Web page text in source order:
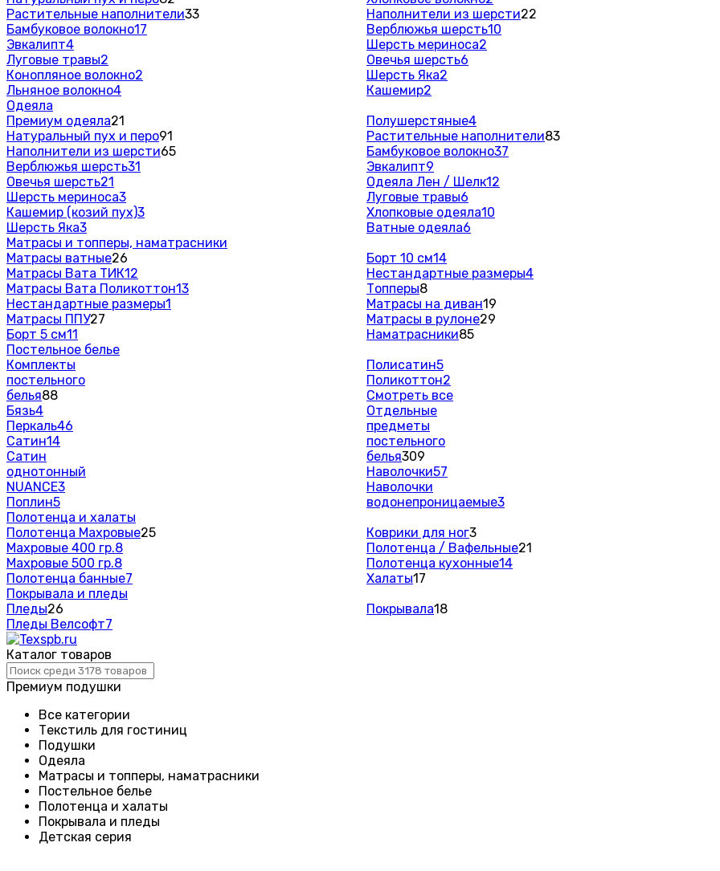
Растительные наполнители33
Бамбуковое волокно17
Эвкалипт4
Луговые травы2
Конопляное волокно2
Льняное волокно4
Наполнители из шерсти22
Верблюжья шерсть10
Шерсть мериноса2
Овечья шерсть6
Шерсть Яка2
Кашемир2
Одеяла
Премиум одеяла21
Натуральный пух и перо91
Наполнители из шерсти65
Верблюжья шерсть31
Овечья шерсть21
Шерсть мериноса3
Кашемир (козий пух)3
Шерсть Яка3
Полушерстяные4
Растительные наполнители83
Бамбуковое волокно37
Эвкалипт9
Одеяла Лен / Шелк12
Луговые травы6
Хлопковые одеяла10
Ватные одеяла6
Матрасы и топперы, наматрасники
Матрасы ватные26
Матрасы Вата ТИК12
Матрасы Вата Поликоттон13
Нестандартные размеры1
Матрасы ППУ27
Борт 5 см11
Борт 10 см14
Нестандартные размеры4
Топперы8
Матрасы на диван19
Матрасы в рулоне29
Наматрасники85
Постельное белье
Комплекты
постельного
белья88
Бязь4
Перкаль46
Сатин14
Сатин
однотонный
NUANCE3
Поплин5
Полисатин5
Поликоттон2
Смотреть все
Отдельные
предметы
постельного
белья309
Наволочки57
Наволочки
водонепроницаемые3
Полотенца и халаты
Полотенца Махровые25
Махровые 400 гр.8
Махровые 500 гр.8
Полотенца банные7
Коврики для ног3
Полотенца / Вафельные21
Полотенца кухонные14
Халаты17
Покрывала и пледы
Пледы26
Пледы Велсофт7
Покрывала18
Каталог товаров
Премиум подушки
Все категории
Текстиль для гостиниц
Подушки
Одеяла
Матрасы и топперы, наматрасники
Постельное белье
Полотенца и халаты
Покрывала и пледы
Детская серия